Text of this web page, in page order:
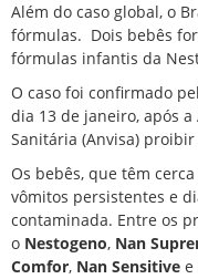
Além do caso global, o
fórmulas. Dois bebês
fórmulas infantis da
O caso foi confirmado
dia 13 de janeiro, após
Sanitária (Anvisa)
Os bebês, que têm
vômitos persistentes e
contaminada. Entre os
o Nestogeno, Nan
Comfor, Nan Sensitive e